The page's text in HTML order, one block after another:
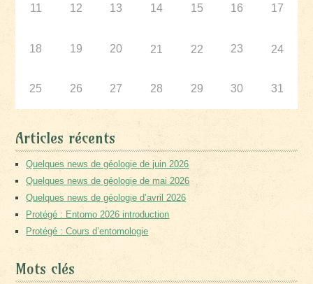
11 12 13 14 15 16 17
18 19 20 21 22 23 24
25 26 27 28 29 30 31
Articles récents
Quelques news de géologie de juin 2026
Quelques news de géologie de mai 2026
Quelques news de géologie d’avril 2026
Protégé : Entomo 2026 introduction
Protégé : Cours d’entomologie
Mots clés